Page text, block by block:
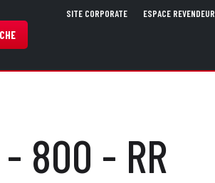
SITE CORPORATE ESPACE REVENDEUR
800 - RR